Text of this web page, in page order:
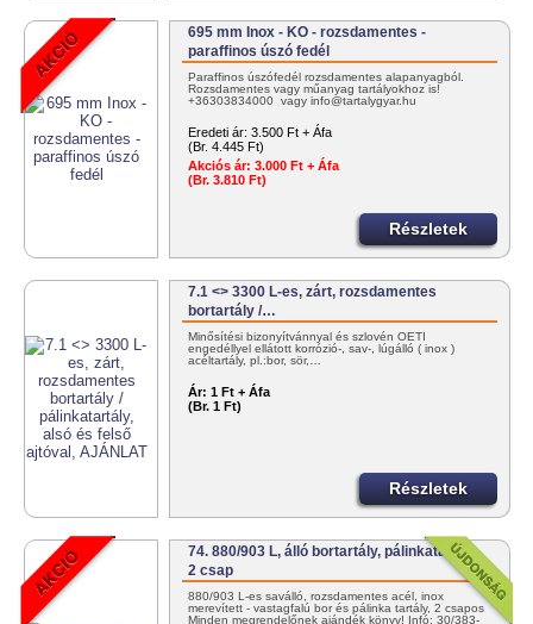
695 mm Inox - KO - rozsdamentes -
paraffinos úszó fedél
Paraffinos úszófedél rozsdamentes alapanyagból.
Rozsdamentes vagy műanyag tartályokhoz is!
+36303834000 vagy info@tartalygyar.hu
Eredeti ár: 3.500 Ft + Áfa
(Br. 4.445 Ft)
Akciós ár: 3.000 Ft + Áfa
(Br. 3.810 Ft)
Részletek
7.1 <> 3300 L-es, zárt, rozsdamentes
bortartály /…
Minősítési bizonyítvánnyal és szlovén OÉTI
engedéllyel ellátott korrózió-, sav-, lúgálló ( inox )
acéltartály, pl.:bor, sör,…
Ár: 1 Ft + Áfa
(Br. 1 Ft)
Részletek
74. 880/903 L, álló bortartály, pálinkatartály,
2 csap
880/903 L-es saválló, rozsdamentes acél, inox
merevített - vastagfalú bor és pálinka tartály, 2 csapos
Minden megrendelőnek ajándék könyv! Infó: 30/383-